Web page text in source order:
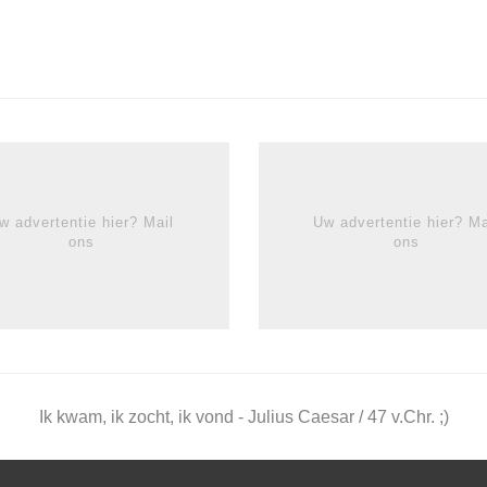
advertentie hier? Mail
ons
Uw advertentie hier?
ons
Ik kwam, ik zocht, ik vond - Julius Caesar / 47 v.Chr. ;)